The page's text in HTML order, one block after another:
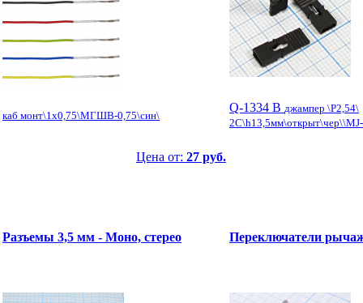
каб монт\1x0,75\МГШВ-0,75\син\
Цена от: 27 руб.
Q-1334 B джампер \P2,54\
Разъемы 3,5 мм - Моно, стерео Переключатели